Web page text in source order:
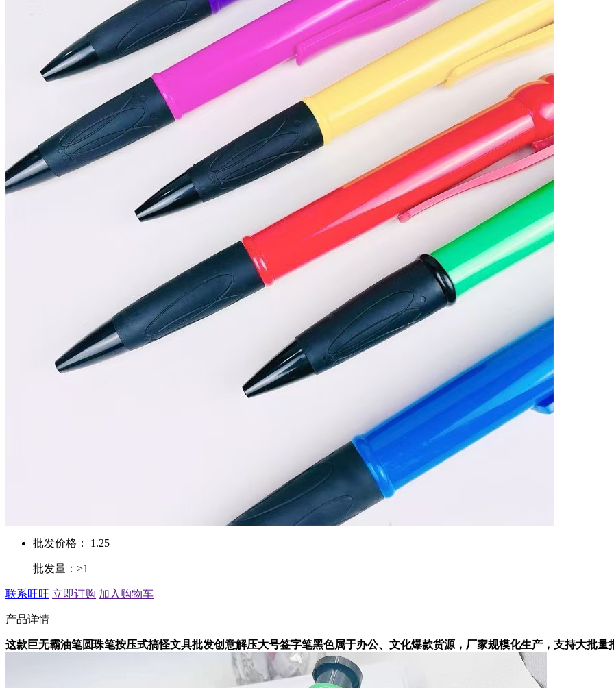
批发价格： 1.25
批发量：>1
联系旺旺 立即订购 加入购物车
产品详情
这款巨无霸油笔圆珠笔按压式搞怪文具批发创意解压大号签字笔黑色属于办公、文化爆款货源，厂家规模化生产，支持大批